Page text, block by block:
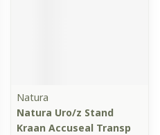
Natura
Natura Uro/z Stand
Kraan Accuseal Transp